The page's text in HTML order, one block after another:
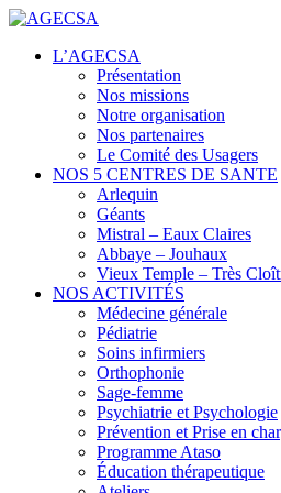
AGECSA
Centres de santé
L’AGECSA
Présentation
Nos missions
Notre organisation
Nos partenaires
Le Comité des Usagers
NOS 5 CENTRES DE SANTE
Arlequin
Géants
Mistral – Eaux Claires
Abbaye – Jouhaux
Vieux Temple – Très
NOS ACTIVITÉS
Médecine générale
Pédiatrie
Soins infirmiers
Orthophonie
Sage-femme
Psychiatrie et Psychologie
Prévention et Prise en
Programme Ataso
Éducation thérapeutique